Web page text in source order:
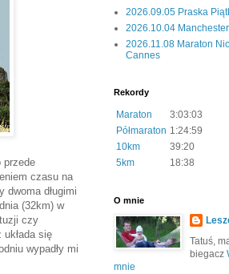
przede
czasu na
dwoma długimi
(32km) w
czy
się
wypadły mi
2026.09.05 Praska
2026.10.04
2026.11.08 Maraton
Cannes
Rekordy
Maraton
3:03:03
Półmaraton 1:24:59
10km
39:20
5km
18:38
O mnie
Tatuś,
biegacz
mnie